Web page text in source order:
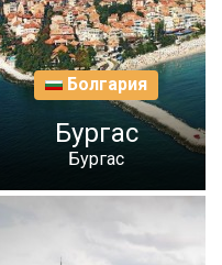
Болгария
Бургас
Бургас